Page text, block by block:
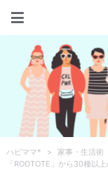
ハピママ* > 家事・生活術
「ROOTOTE」から30種以